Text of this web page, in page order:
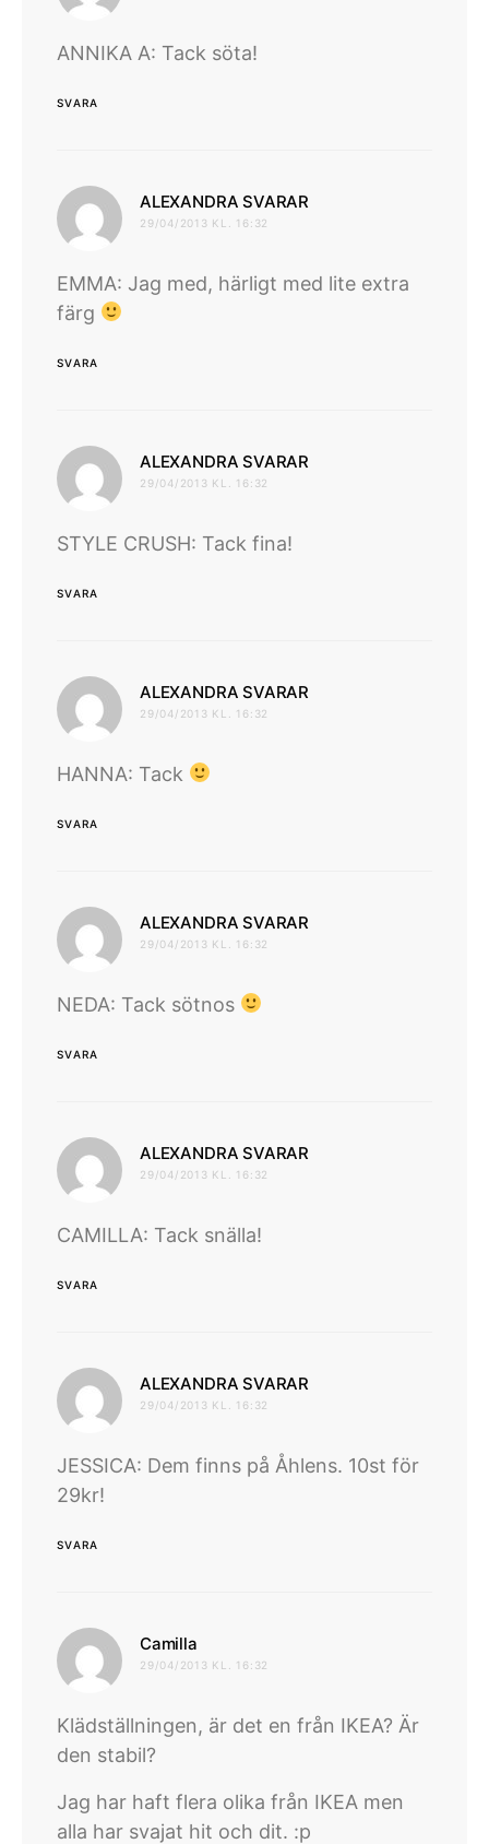
ANNIKA A: Tack söta!
SVARA
ALEXANDRA SVARAR
29/04/2013 KL. 16:32
EMMA: Jag med, härligt med lite extra
färg
SVARA
ALEXANDRA SVARAR
29/04/2013 KL. 16:32
STYLE CRUSH: Tack fina!
SVARA
ALEXANDRA SVARAR
29/04/2013 KL. 16:32
HANNA: Tack
SVARA
ALEXANDRA SVARAR
29/04/2013 KL. 16:32
NEDA: Tack sötnos
SVARA
ALEXANDRA SVARAR
29/04/2013 KL. 16:32
CAMILLA: Tack snälla!
SVARA
ALEXANDRA SVARAR
29/04/2013 KL. 16:32
JESSICA: Dem finns på Åhlens. 10st för
29kr!
SVARA
Camilla
29/04/2013 KL. 16:32
Klädställningen, är det en från IKEA? Är
den stabil?
Jag har haft flera olika från IKEA men
alla har svajat hit och dit. :p